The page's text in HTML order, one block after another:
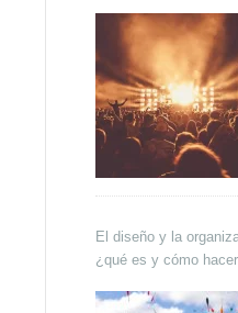
El diseño y la
¿qué es y cómo